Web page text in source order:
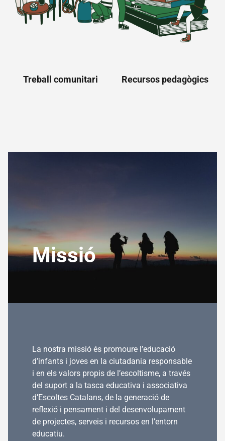
Treball comunitari Recursos pedagògics
Missió
La nostra missió és promoure l’educació
d’infants i joves en la ciutadania responsable
i en els valors propis de l’escoltisme, a través
del suport a la tasca educativa i associativa
d’Escoltes Catalans, de la generació de
reflexió i pensament i del desenvolupament
de projectes, serveis i recursos en l’entorn
educatiu.